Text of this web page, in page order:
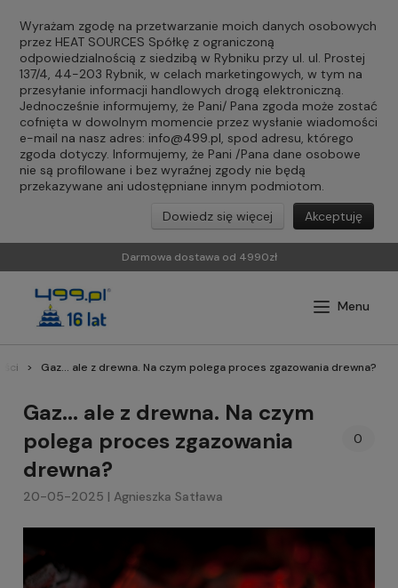
Wyrażam zgodę na przetwarzanie moich danych osobowych
przez HEAT SOURCES Spółkę z ograniczoną
odpowiedzialnością z siedzibą w Rybniku przy ul. ul. Prostej
137/4, 44-203 Rybnik, w celach marketingowych, w tym na
przesyłanie informacji handlowych drogą elektroniczną.
Jednocześnie informujemy, że Pani/ Pana zgoda może zostać
cofnięta w dowolnym momencie przez wysłanie wiadomości
e-mail na nasz adres: info@499.pl, spod adresu, którego
zgoda dotyczy. Informujemy, że Pani /Pana dane osobowe
nie są profilowane i bez wyraźnej zgody nie będą
przekazywane ani udostępniane innym podmiotom.
Akceptuję
Dowiedz się więcej
Darmowa dostawa od 4990zł
Gaz... ale z drewna. Na czym polega proces zgazowania drewna?
Gaz... ale z drewna. Na czym
polega proces zgazowania
drewna?
0
20-05-2025 | Agnieszka Satława